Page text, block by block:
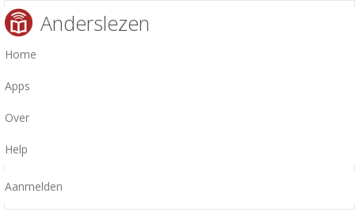
Anderslezen
Home
Apps
Over
Help
Aanmelden